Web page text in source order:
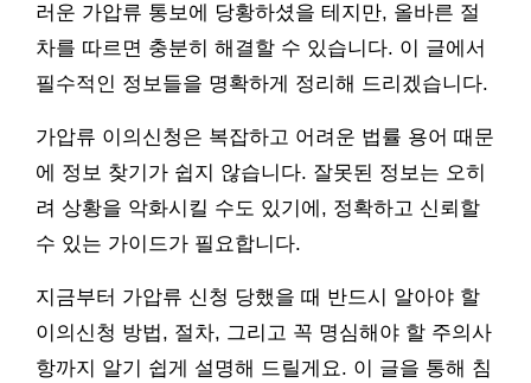
러운 가압류 통보에 당황하셨을 테지만, 올바른 절
차를 따르면 충분히 해결할 수 있습니다. 이 글에서
필수적인 정보들을 명확하게 정리해 드리겠습니다.
가압류 이의신청은 복잡하고 어려운 법률 용어 때문
에 정보 찾기가 쉽지 않습니다. 잘못된 정보는 오히
려 상황을 악화시킬 수도 있기에, 정확하고 신뢰할
수 있는 가이드가 필요합니다.
지금부터 가압류 신청 당했을 때 반드시 알아야 할
이의신청 방법, 절차, 그리고 꼭 명심해야 할 주의사
항까지 알기 쉽게 설명해 드릴게요. 이 글을 통해 침